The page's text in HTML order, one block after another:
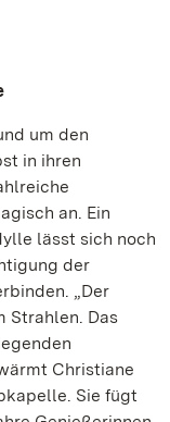
um den
in ihren
an. Ein
lässt sich noch
der
„Der
Strahlen. Das
Christiane
Sie fügt